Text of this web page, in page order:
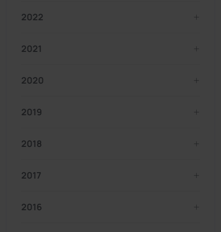
2022
2021
2020
2019
2018
2017
2016